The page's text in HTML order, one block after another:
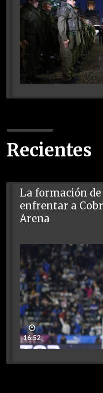
Recientes
La formación
enfrentar a
Arena
🕑
16:52